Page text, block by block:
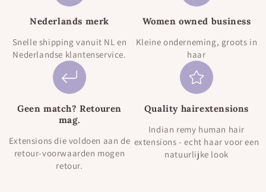
Nederlands merk
Snelle shipping vanuit NL en
Nederlandse klantenservice.
Women owned business
Kleine onderneming, groots in
haar
Geen match? Retouren
mag.
Extensions die voldoen aan de
retour-voorwaarden mogen
retour.
Quality hairextensions
Indian remy human hair
extensions - echt haar voor een
natuurlijke look